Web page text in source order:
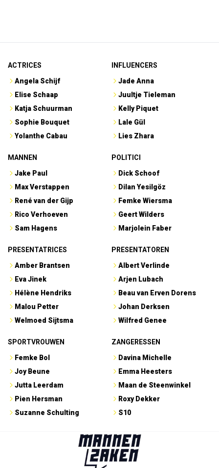
ACTRICES
Angela Schijf
Elise Schaap
Katja Schuurman
Sophie Bouquet
Yolanthe Cabau
INFLUENCERS
Jade Anna
Juultje Tieleman
Kelly Piquet
Lale Gül
Lies Zhara
MANNEN
Jake Paul
Max Verstappen
René van der Gijp
Rico Verhoeven
Sam Hagens
POLITICI
Dick Schoof
Dilan Yesilgöz
Femke Wiersma
Geert Wilders
Marjolein Faber
PRESENTATRICES
Amber Brantsen
Eva Jinek
Hélène Hendriks
Malou Petter
Welmoed Sijtsma
PRESENTATOREN
Albert Verlinde
Arjen Lubach
Beau van Erven Dorens
Johan Derksen
Wilfred Genee
SPORTVROUWEN
Femke Bol
Joy Beune
Jutta Leerdam
Pien Hersman
Suzanne Schulting
ZANGERESSEN
Davina Michelle
Emma Heesters
Maan de Steenwinkel
Roxy Dekker
S10